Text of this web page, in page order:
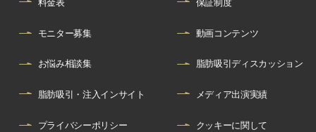
モニター募集 動画コンテンツ
お悩み相談集 脂肪吸引ディスカッション
脂肪吸引・注入インサイト メディア出演実績
プライバシーポリシー クッキーに関して